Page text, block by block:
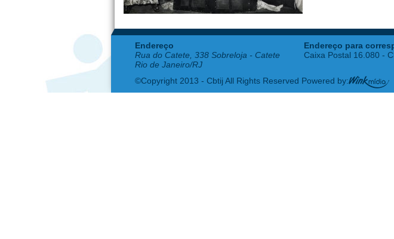
Endereço
Rua do Catete, 338 Sobreloja - Catete
Rio de Janeiro/RJ
Endereço para
Caixa Postal 16.080 -
©Copyright 2013 - Cbtij All Rights Reserved Powered by: